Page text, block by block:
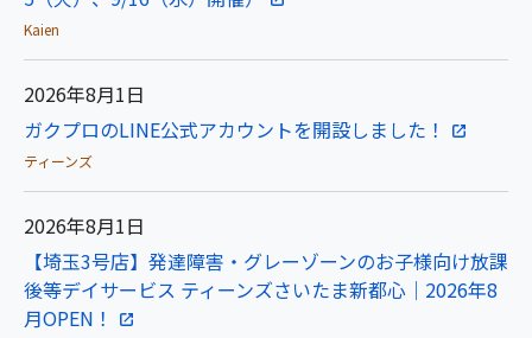
Kaien
2026年8月1日
ガクプロのLINE公式アカウントを開設しました！
ティーンズ
2026年8月1日
【埼玉3号店】発達障害・グレーゾーンのお子様向け放課
後等デイサービス ティーンズさいたま新都心｜2026年8
月OPEN！